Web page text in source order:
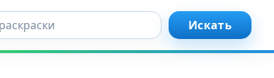
Искать